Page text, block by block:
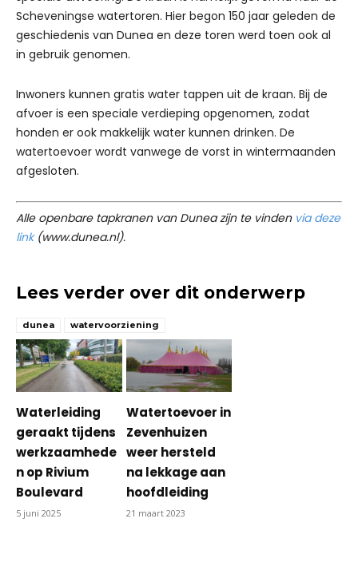
Scheveningse watertoren. Hier begon 150 jaar geleden de
geschiedenis van Dunea en deze toren werd toen ook al
in gebruik genomen.
Inwoners kunnen gratis water tappen uit de kraan. Bij de
afvoer is een speciale verdieping opgenomen, zodat
honden er ook makkelijk water kunnen drinken. De
watertoevoer wordt vanwege de vorst in wintermaanden
afgesloten.
Alle openbare tapkranen van Dunea zijn te vinden via deze
link(www.dunea.nl).
Lees verder over dit onderwerp
dunea watervoorziening
Waterleiding
geraakt tijdens
werkzaamhede
n op Rivium
Boulevard
5 juni 2025
Watertoevoer in
Zevenhuizen
weer hersteld
na lekkage aan
hoofdleiding
21 maart 2023